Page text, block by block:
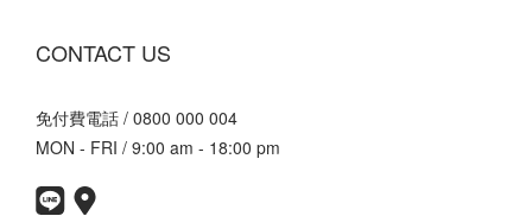
CONTACT US
免付費電話 / 0800 000 004
MON - FRI / 9:00 am - 18:00 pm